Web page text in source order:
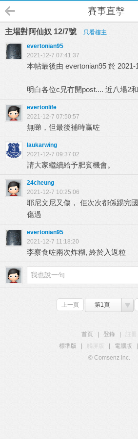
賽事直擊
主場對阿仙奴 12/7號
只看樓主
evertonian95
2021-12-7 07:41:37
本帖最後由 evertonian95 於 2021-
明白各位c兄冇開post.... 近八場2
evertonlife
2021-12-7 07:50:57
無睇，但最後補時贏咗
laukarwing
2021-12-7 09:37:02
請大家繼續給予肥賓機會。
24cheung
2021-12-7 10:25:06
耶尼文尼又傷， 佢次次都係踢完
傷過
evertonian95
2021-12-7 11:18:20
李察食咗兩次炸糊, 終於入返粒
上一頁 第1頁
首頁 登錄
標準版
觸屏版 電腦版
© Comsenz Inc.